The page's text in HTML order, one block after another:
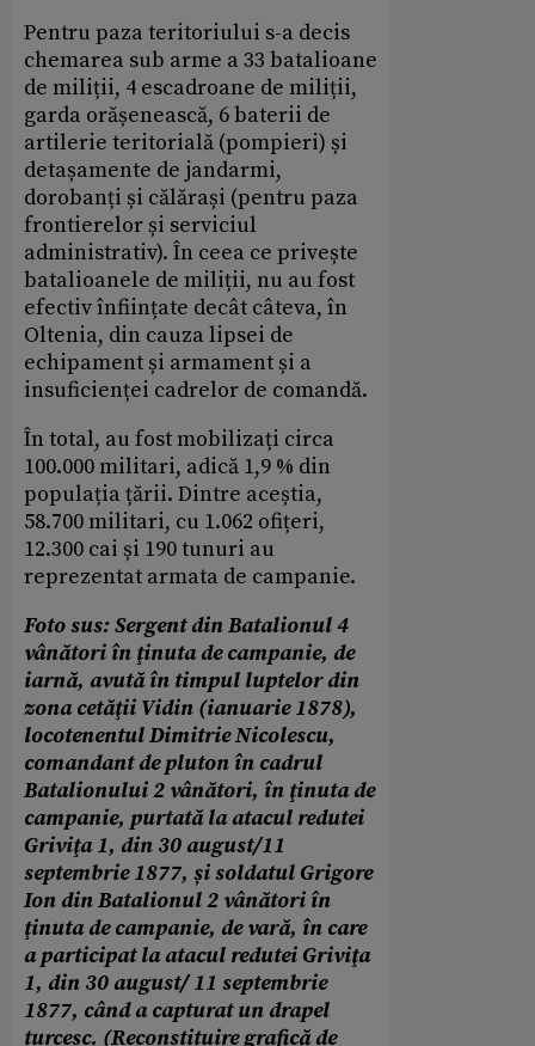
Pentru paza teritoriului s-a decis
chemarea sub arme a 33 batalioane
de miliții, 4 escadroane de miliții,
garda orășenească, 6 baterii de
artilerie teritorială (pompieri) și
detașamente de jandarmi,
dorobanți și călărași (pentru paza
frontierelor și serviciul
administrativ). În ceea ce privește
batalioanele de miliții, nu au fost
efectiv înființate decât câteva, în
Oltenia, din cauza lipsei de
echipament și armament și a
insuficienței cadrelor de comandă.
În total, au fost mobilizați circa
100.000 militari, adică 1,9 % din
populația țării. Dintre aceștia,
58.700 militari, cu 1.062 ofițeri,
12.300 cai și 190 tunuri au
reprezentat armata de campanie.
Foto sus: Sergent din Batalionul 4
vânători în ţinuta de campanie, de
iarnă, avută în timpul luptelor din
zona cetăţii Vidin (ianuarie 1878),
locotenentul Dimitrie Nicolescu,
comandant de pluton în cadrul
Batalionului 2 vânători, în ţinuta de
campanie, purtată la atacul redutei
Griviţa 1, din 30 august/11
septembrie 1877, și soldatul Grigore
Ion din Batalionul 2 vânători în
ţinuta de campanie, de vară, în care
a participat la atacul redutei Griviţa
1, din 30 august/ 11 septembrie
1877, când a capturat un drapel
turcesc. (Reconstituire grafică de